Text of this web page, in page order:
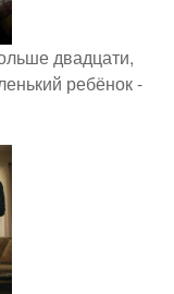
двадцати,
ребёнок -